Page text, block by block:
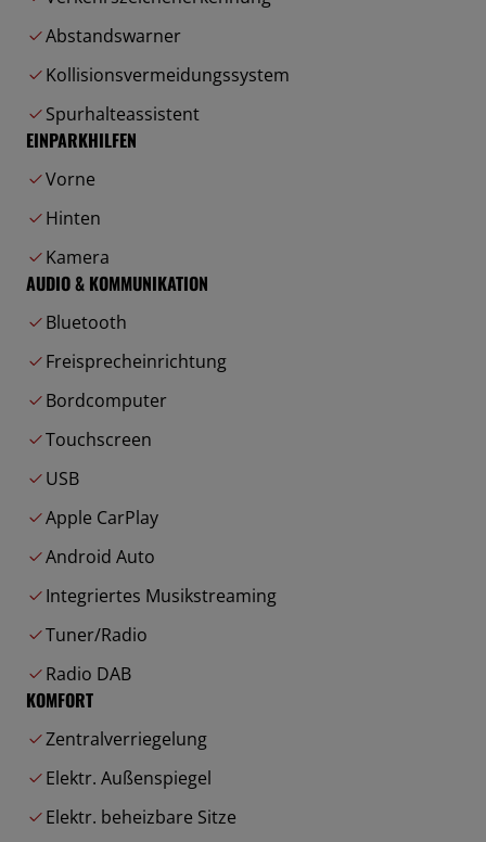
Abstandswarner
Kollisionsvermeidungssystem
Spurhalteassistent
EINPARKHILFEN
Vorne
Hinten
Kamera
AUDIO & KOMMUNIKATION
Bluetooth
Freisprecheinrichtung
Bordcomputer
Touchscreen
USB
Apple CarPlay
Android Auto
Integriertes Musikstreaming
Tuner/Radio
Radio DAB
KOMFORT
Zentralverriegelung
Elektr. Außenspiegel
Elektr. beheizbare Sitze